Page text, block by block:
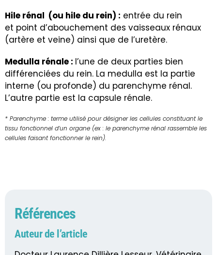
Hile rénal (ou hile du rein) : entrée du rein
et point d’abouchement des vaisseaux rénaux
(artère et veine) ainsi que de l’uretère.
Medulla rénale : l’une de deux parties bien
différenciées du rein. La medulla est la partie
interne (ou profonde) du parenchyme rénal.
L’autre partie est la capsule rénale.
* Parenchyme : terme utilisé pour désigner les cellules constituant le
tissu fonctionnel d’un organe (ex : le parenchyme rénal rassemble les
cellules faisant fonctionner le rein).
Références
Auteur de l’article